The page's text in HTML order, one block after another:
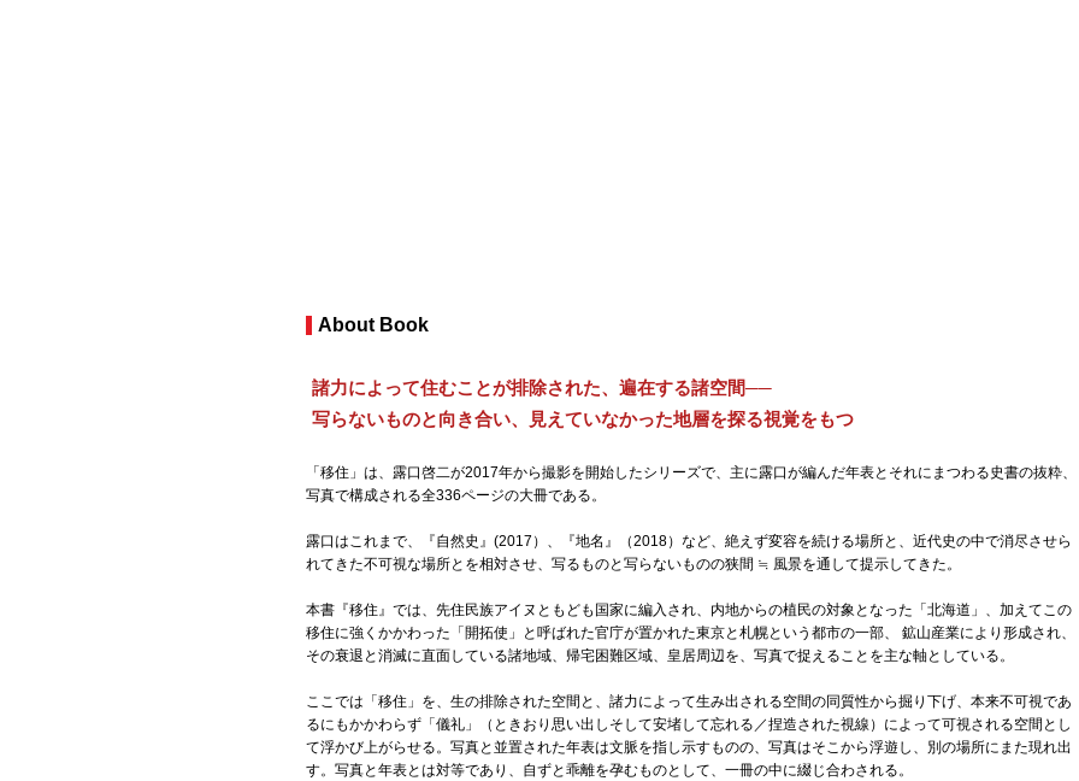
About Book
諸力によって住むことが排除された、 遍在する諸空間──
写らないものと向き合い、見えていなかった地層を探る視覚をもつ
「移住」は、露口啓二が2017年から撮影を開始したシリーズで、主に露口が編んだ年表とそれにまつわる史書の抜粋、
写真で構成される全336ページの大冊である。
露口はこれまで、『自然史』(2017）、『地名』（2018）など、絶えず変容を続ける場所と、近代史の中で消尽させら
れてきた不可視な場所とを相対させ、写るものと写らないものの狭間 ≒ 風景を通して提示してきた。
本書『移住』では、先住民族アイヌともども国家に編入され、内地からの植民の対象となった「北海道」、加えてこの
移住に強くかかわった「開拓使」と呼ばれた官庁が置かれた東京と札幌という都市の一部、 鉱山産業により形成され、
その衰退と消滅に直面している諸地域、帰宅困難区域、皇居周辺を、写真で捉えることを主な軸としている。
ここでは「移住」を、生の排除された空間と、諸力によって生み出される空間の同質性から掘り下げ、本来不可視であ
るにもかかわらず「儀礼」（ときおり思い出しそして安堵して忘れる／捏造された視線）によって可視される空間とし
て浮かび上がらせる。写真と並置された年表は文脈を指し示すものの、写真はそこから浮遊し、別の場所にまた現れ出
す。写真と年表とは対等であり、自ずと乖離を孕むものとして、一冊の中に綴じ合わされる。